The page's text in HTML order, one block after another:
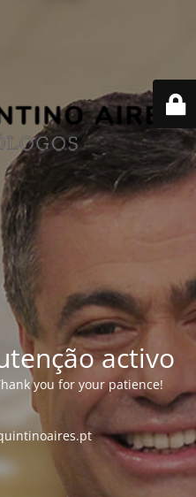
activo
you for your patience!